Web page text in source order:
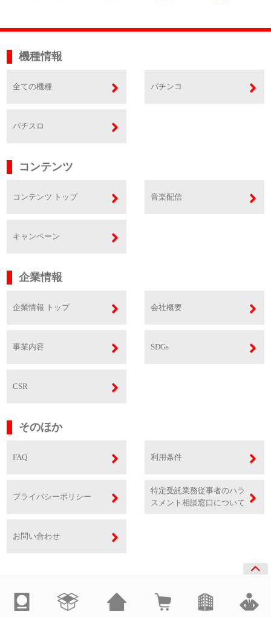
機種情報
全ての機種 パチンコ
パチスロ
コンテンツ
コンテンツ トップ 音楽配信
キャンペーン
企業情報
企業情報 トップ 会社概要
事業内容 SDGs
CSR
そのほか
FAQ 利用条件
プライバシーポリシー
特定受託業務従事者のハラ
スメント相談窓口について
お問い合わせ